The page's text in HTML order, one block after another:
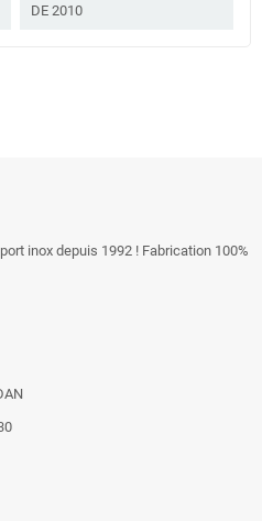
DE 2010
inox depuis 1992 ! Fabrication 100%